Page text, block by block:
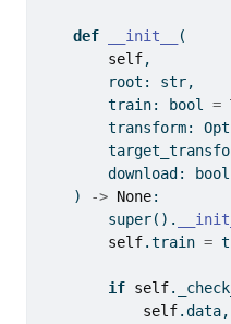
def __init__
(
self,
        root:
str,
        train:
bool =
transform:
        download:
bool
    )
-> None:
super().
self.train =
if self
self.data,